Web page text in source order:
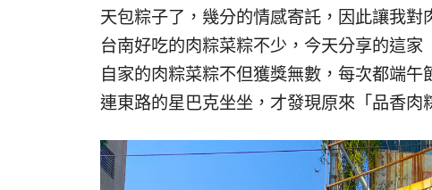
天包粽子了，幾分的情感寄託，因此讓我對
台南好吃的肉粽菜粽不少，今天分享的這家
自家的肉粽菜粽不但獲獎無數，每次都端
連東路的星巴克坐坐，才發現原來「品香